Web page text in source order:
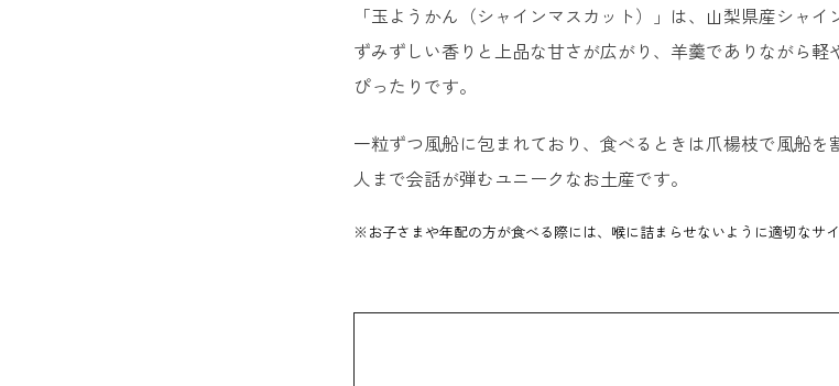
17. 桔梗信玄生プリン ＜桔梗屋＞
【山梨限定】山梨でしか買えないお土産
20. ほぐし飯の素 富士桜ポークの「スペアリブ
「玉ようかん（シャインマスカット）」は、山梨県産シャ
ずみずしい香りと上品な甘さが広がり、羊羹でありながら
ぴったりです。
一粒ずつ風船に包まれており、食べるときは爪楊枝で風船
人まで会話が弾むユニークなお土産です。
※お子さまや年配の方が食べる際には、喉に詰まらせないように適切なサ